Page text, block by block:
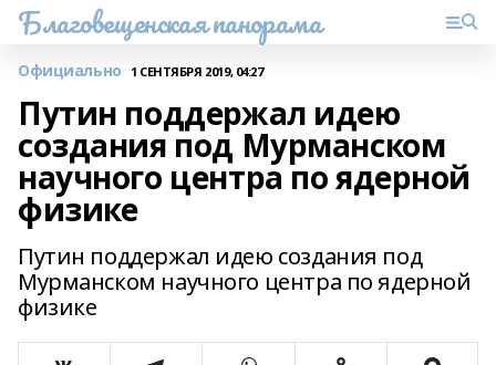
Благовещенская панорама
Официально 1 СЕНТЯБРЯ 2019, 04:27
Путин поддержал идею
создания под Мурманском
научного центра по ядерной
физике
Путин поддержал идею создания под
Мурманском научного центра по ядерной
физике